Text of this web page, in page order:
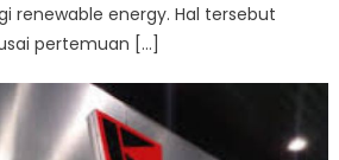
renewable energy. Hal tersebut
pertemuan […]